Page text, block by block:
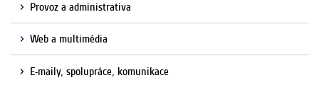
Provoz a administrativa
Web a multimédia
E-maily, spolupráce, komunikace